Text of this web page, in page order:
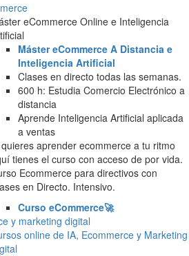
eCommerce Online e Inteligencia
Máster eCommerce A Distancia e
Inteligencia Artificial
Clases en directo todas las semanas.
600 h: Estudia Comercio Electrónico a
distancia
Aprende Inteligencia Artificial aplicada
a ventas
aprender ecommerce a tu ritmo
tienes el curso con acceso de por vida.
Ecommerce para directivos con
en Directo. Intensivo.
Curso eCommerce🚀
y marketing digital
online de IA, Ecommerce y Marketing